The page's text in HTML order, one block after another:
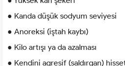
● Kanda düşük sodyum seviyesi
● Anoreksi (iştah kaybı)
● Kilo artışı ya da azalması
● Kendini agresif (saldırgan)